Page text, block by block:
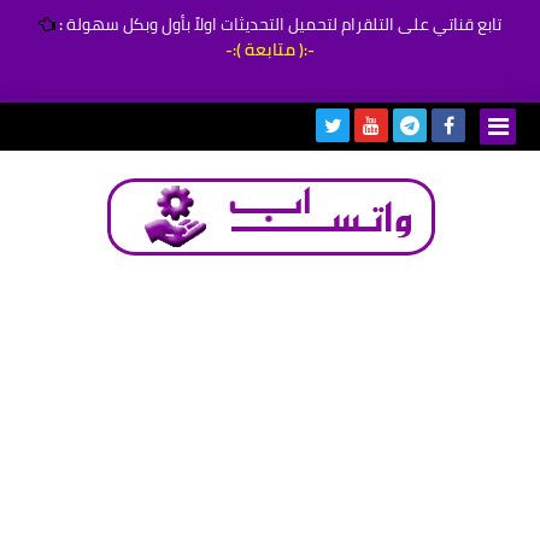
تابع قناتي على التلقرام لتحميل التحديثات اولاً بأول وبكل سهولة:
-:( متابعة ):-